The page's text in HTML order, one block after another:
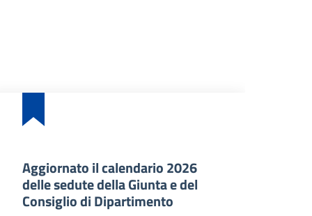
Aggiornato il calendario 2026
delle sedute della Giunta e del
Consiglio di Dipartimento